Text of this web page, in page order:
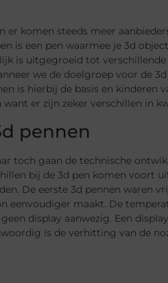
er komen steeds meer
is een pen waarmee je 3d
is uitgegroeid tot
we de doelgroep voor de
is hierbij de basis en kinderen
er zijn zeker verschillen in
pennen
toch gaan de technische
bij de 3d pen komen voort
De eerste 3d pennen waren
eenvoudiger maakt. De
display aanwezig. Een
is de verhitting van de